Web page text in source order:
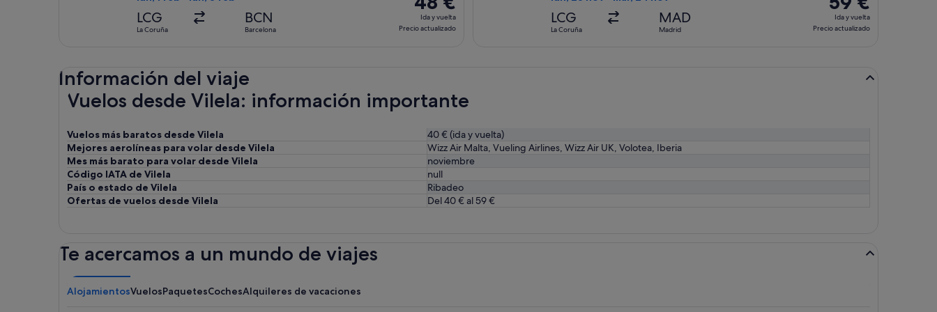
6 horas
LCG
La Coruña
BCN
Barcelona
Ida
y
Ida y vuelta
Precio actualizado
LCG
La Coruña
MAD
Madrid
Ida
y
Ida y vuelta
Precio actualizado
Información del viaje
Vuelos desde Vilela: información importante
Vuelos más baratos desde Vilela
40 € (ida y vuelta)
Mejores aerolíneas para volar desde Vilela
Wizz Air Malta, Vueling Airlines, Wizz Air UK, Volotea, Iberia
Mes más barato para volar desde Vilela
noviembre
Código IATA de Vilela
null
País o estado de Vilela
Ribadeo
Ofertas de vuelos desde Vilela
Del 40 € al 59 €
Te acercamos a un mundo de viajes
AlojamientosVuelosPaquetesCochesAlquileres de vacaciones